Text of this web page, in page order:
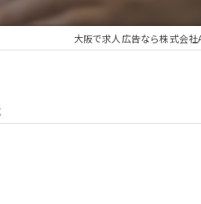
大阪で求人広告なら株式会社